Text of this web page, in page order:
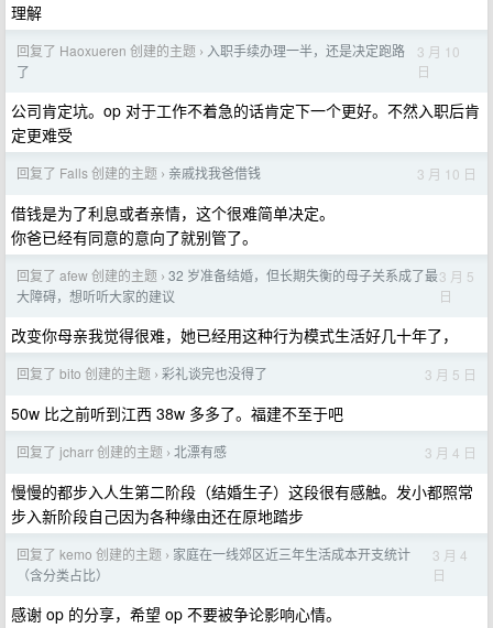
理解
回复了 Haoxueren 创建的主题 › 入职手续办理一半，还是决定跑路
了
3 月 10
日
公司肯定坑。op 对于工作不着急的话肯定下一个更好。不然入职后肯
定更难受
回复了 Falls 创建的主题 › 亲戚找我爸借钱 3 月 10 日
借钱是为了利息或者亲情，这个很难简单决定。
你爸已经有同意的意向了就别管了。
回复了 afew 创建的主题 › 32 岁准备结婚，但长期失衡的母子关系成了最
大障碍，想听听大家的建议
3 月 5
日
改变你母亲我觉得很难，她已经用这种行为模式生活好几十年了，
回复了 bito 创建的主题 › 彩礼谈完也没得了 3 月 5 日
50w 比之前听到江西 38w 多多了。福建不至于吧
回复了 jcharr 创建的主题 › 北漂有感 3 月 4 日
慢慢的都步入人生第二阶段（结婚生子）这段很有感触。发小都照常
步入新阶段自己因为各种缘由还在原地踏步
回复了 kemo 创建的主题 › 家庭在一线郊区近三年生活成本开支统计
（含分类占比）
3 月 4
日
感谢 op 的分享，希望 op 不要被争论影响心情。